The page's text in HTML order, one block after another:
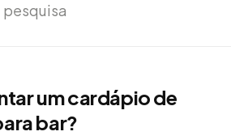
um cardápio de
bar?